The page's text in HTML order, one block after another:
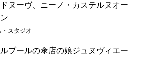
ヌーヴ、ニーノ・カステルヌオー
スタジオ
ブールの傘店の娘ジュヌヴィエー